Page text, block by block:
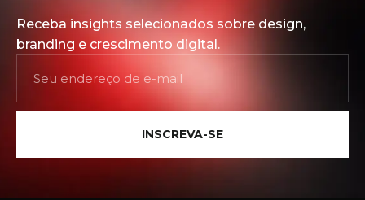
Receba insights selecionados sobre design,
branding e crescimento digital.
INSCREVA-SE